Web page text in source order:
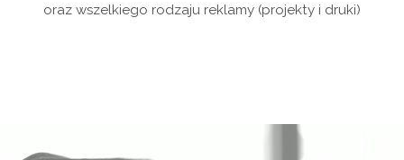
oraz wszelkiego rodzaju reklamy (projekty i druki)